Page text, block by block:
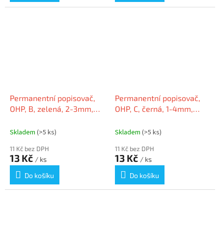
Permanentní popisovač,
OHP, B, zelená, 2-3mm,
Skladem (>5 ks)
11 Kč bez DPH
13 Kč / ks
Do košíku
Permanentní popisovač,
OHP, C, černá, 1-4mm,
Skladem (>5 ks)
11 Kč bez DPH
13 Kč / ks
Do košíku